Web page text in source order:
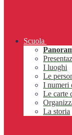
Scuola
I luoghi
Le
I numeri
Le carte
La storia